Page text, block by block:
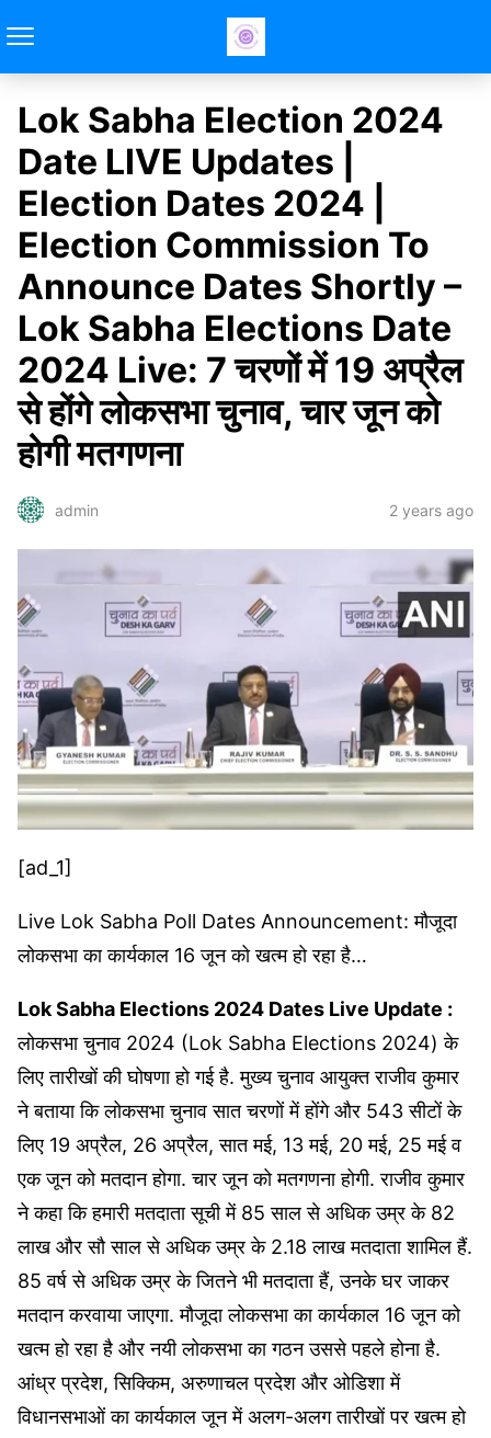
Lok Sabha Election 2024
Date LIVE Updates |
Election Dates 2024 |
Election Commission To
Announce Dates Shortly –
Lok Sabha Elections Date
2024 Live: 7 चरणों में 19 अप्रैल
से होंगे लोकसभा चुनाव, चार जून को
होगी मतगणना
admin 2 years ago
[ad_1]
Live Lok Sabha Poll Dates Announcement: मौजूदा
लोकसभा का कार्यकाल 16 जून को खत्म हो रहा है…
Lok Sabha Elections 2024 Dates Live Update :
लोकसभा चुनाव 2024 (Lok Sabha Elections 2024) के
लिए तारीखों की घोषणा हो गई है. मुख्य चुनाव आयुक्त राजीव कुमार
ने बताया कि लोकसभा चुनाव सात चरणों में होंगे और 543 सीटों के
लिए 19 अप्रैल, 26 अप्रैल, सात मई, 13 मई, 20 मई, 25 मई व
एक जून को मतदान होगा. चार जून को मतगणना होगी. राजीव कुमार
ने कहा कि हमारी मतदाता सूची में 85 साल से अधिक उम्र के 82
लाख और सौ साल से अधिक उम्र के 2.18 लाख मतदाता शामिल हैं.
85 वर्ष से अधिक उम्र के जितने भी मतदाता हैं, उनके घर जाकर
मतदान करवाया जाएगा. मौजूदा लोकसभा का कार्यकाल 16 जून को
खत्म हो रहा है और नयी लोकसभा का गठन उससे पहले होना है.
आंध्र प्रदेश, सिक्किम, अरुणाचल प्रदेश और ओडिशा में
विधानसभाओं का कार्यकाल जून में अलग-अलग तारीखों पर खत्म हो